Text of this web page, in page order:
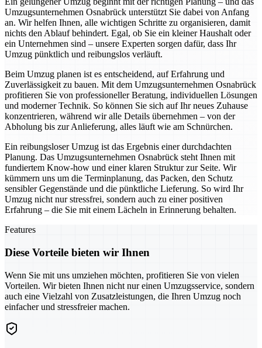
Umzugsunternehmen Osnabrück unterstützt Sie dabei von Anfang
an. Wir helfen Ihnen, alle wichtigen Schritte zu organisieren, damit
nichts den Ablauf behindert. Egal, ob Sie ein kleiner Haushalt oder
ein Unternehmen sind – unsere Experten sorgen dafür, dass Ihr
Umzug pünktlich und reibungslos verläuft.
Beim Umzug planen ist es entscheidend, auf Erfahrung und
Zuverlässigkeit zu bauen. Mit dem Umzugsunternehmen Osnabrück
profitieren Sie von professioneller Beratung, individuellen Lösungen
und moderner Technik. So können Sie sich auf Ihr neues Zuhause
konzentrieren, während wir alle Details übernehmen – von der
Abholung bis zur Anlieferung, alles läuft wie am Schnürchen.
Ein reibungsloser Umzug ist das Ergebnis einer durchdachten
Planung. Das Umzugsunternehmen Osnabrück steht Ihnen mit
fundiertem Know-how und einer klaren Struktur zur Seite. Wir
kümmern uns um die Terminplanung, das Packen, den Schutz
sensibler Gegenstände und die pünktliche Lieferung. So wird Ihr
Umzug nicht nur stressfrei, sondern auch zu einer positiven
Erfahrung – die Sie mit einem Lächeln in Erinnerung behalten.
Features
Diese Vorteile bieten wir Ihnen
Wenn Sie mit uns umziehen möchten, profitieren Sie von vielen
Vorteilen. Wir bieten Ihnen nicht nur einen Umzugsservice, sondern
auch eine Vielzahl von Zusatzleistungen, die Ihren Umzug noch
einfacher und stressfreier machen.